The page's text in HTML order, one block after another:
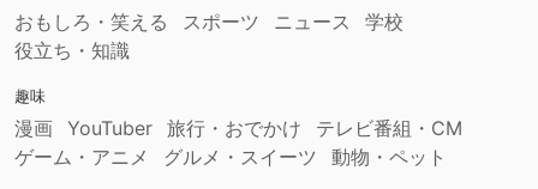
おもしろ・笑える スポーツ ニュース
学校
役立ち・知識
趣味
漫画 YouTuber 旅行・おでかけ
テレビ番組・CM
ゲーム・アニメ
グルメ・スイーツ 動物・ペット